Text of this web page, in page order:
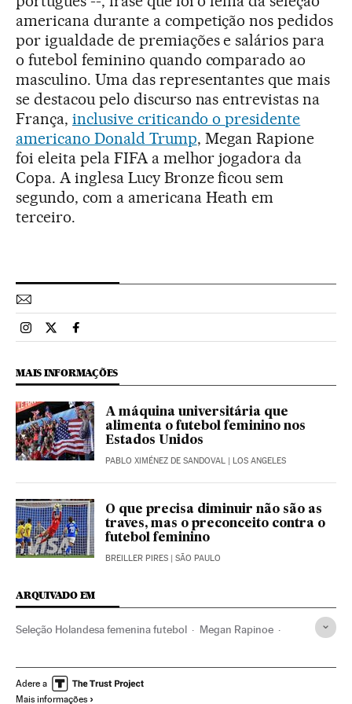
americana durante a competição nos pedidos
por igualdade de premiações e salários para
o futebol feminino quando comparado ao
masculino. Uma das representantes que mais
se destacou pelo discurso nas entrevistas na
França, inclusive criticando o presidente
americano Donald Trump, Megan Rapione
foi eleita pela FIFA a melhor jogadora da
Copa. A inglesa Lucy Bronze ficou sem
segundo, com a americana Heath em
terceiro.
Esportes El País Brasil en Instagram
Esportes El País Brasil en Twitter
Esportes El País Brasil en Facebook
MAIS INFORMAÇÕES
A máquina universitária que
alimenta o futebol feminino nos
Estados Unidos
PABLO XIMÉNEZ DE SANDOVAL | LOS ANGELES
O que precisa diminuir não são as
traves, mas o preconceito contra o
futebol feminino
BREILLER PIRES | SÃO PAULO
ARQUIVADO EM
Seleção Holandesa femenina futebol Megan Rapinoe
Seleção americana Seleção holandesa
Adere a
Mais informações